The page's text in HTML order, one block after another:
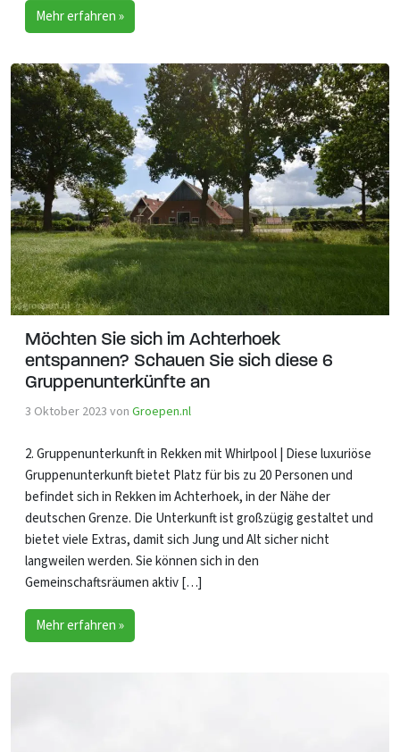
Mehr erfahren »
Möchten Sie sich im Achterhoek
entspannen? Schauen Sie sich diese 6
Gruppenunterkünfte an
3 Oktober 2023 von Groepen.nl
2. Gruppenunterkunft in Rekken mit Whirlpool | Diese luxuriöse
Gruppenunterkunft bietet Platz für bis zu 20 Personen und
befindet sich in Rekken im Achterhoek, in der Nähe der
deutschen Grenze. Die Unterkunft ist großzügig gestaltet und
bietet viele Extras, damit sich Jung und Alt sicher nicht
langweilen werden. Sie können sich in den
Gemeinschaftsräumen aktiv […]
Mehr erfahren »